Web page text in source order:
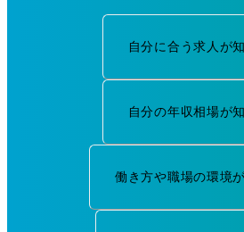
自分に合う求人が
自分の年収相場が
働き方や職場の環境